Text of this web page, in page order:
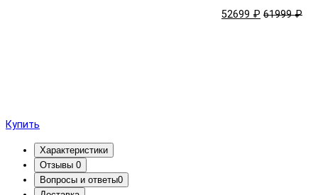
52699 ₽ 61999 ₽
Купить
Характеристики
Отзывы 0
Вопросы и ответы0